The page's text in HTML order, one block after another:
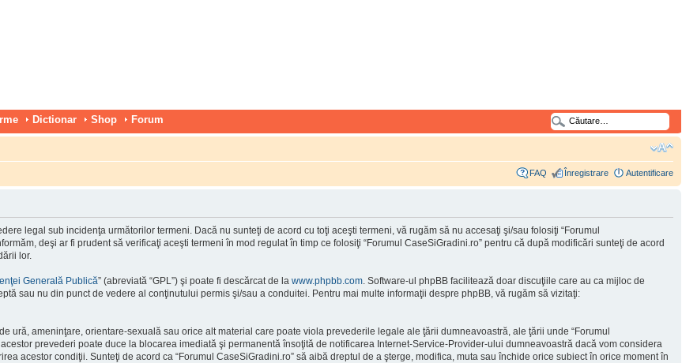
Dictionar Shop Forum
FAQ Înregistrare Autentificare
legal sub incidenţa următorilor termeni. Dacă nu sunteţi de acord cu toţi aceşti termeni, vă rugăm să nu accesaţi şi/sau folosiţi “Forumul
deşi ar fi prudent să verificaţi aceşti termeni în mod regulat în timp ce folosiţi “Forumul CaseSiGradini.ro” pentru că după modificări sunteţi de acord
lor.
Generală Publică” (abreviată “GPL”) şi poate fi descărcat de la www.phpbb.com. Software-ul phpBB facilitează doar discuţiile care au ca mijloc de
sau nu din punct de vedere al conţinutului permis şi/sau a conduitei. Pentru mai multe informaţii despre phpBB, vă rugăm să vizitaţi:
ură, ameninţare, orientare-sexuală sau orice alt material care poate viola prevederile legale ale ţării dumneavoastră, ale ţării unde “Forumul
prevederi poate duce la blocarea imediată şi permanentă însoţită de notificarea Internet-Service-Provider-ului dumneavoastră dacă vom considera
acestor condiţii. Sunteţi de acord ca “Forumul CaseSiGradini.ro” să aibă dreptul de a şterge, modifica, muta sau închide orice subiect în orice moment în